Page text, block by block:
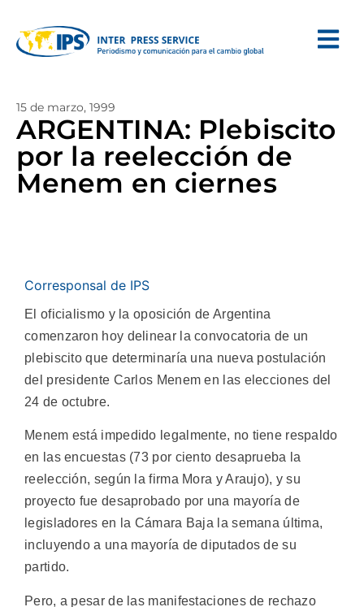
15 de marzo, 1999
ARGENTINA: Plebiscito
por la reelección de
Menem en ciernes
Corresponsal de IPS
El oficialismo y la oposición de Argentina
comenzaron hoy delinear la convocatoria de un
plebiscito que determinaría una nueva postulación
del presidente Carlos Menem en las elecciones del
24 de octubre.
Menem está impedido legalmente, no tiene respaldo
en las encuestas (73 por ciento desaprueba la
reelección, según la firma Mora y Araujo), y su
proyecto fue desaprobado por una mayoría de
legisladores en la Cámara Baja la semana última,
incluyendo a una mayoría de diputados de su
partido.
Pero, a pesar de las manifestaciones de rechazo